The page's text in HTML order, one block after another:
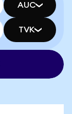
AUC
TVK